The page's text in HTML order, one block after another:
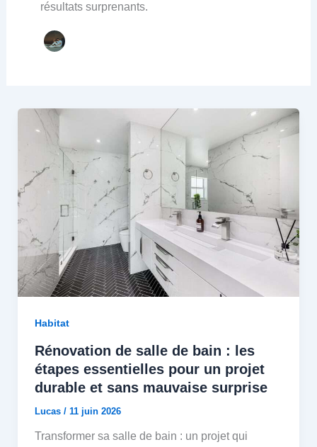
résultats surprenants.
Habitat
Rénovation de salle de bain : les
étapes essentielles pour un projet
durable et sans mauvaise surprise
Lucas / 11 juin 2026
Transformer sa salle de bain : un projet qui